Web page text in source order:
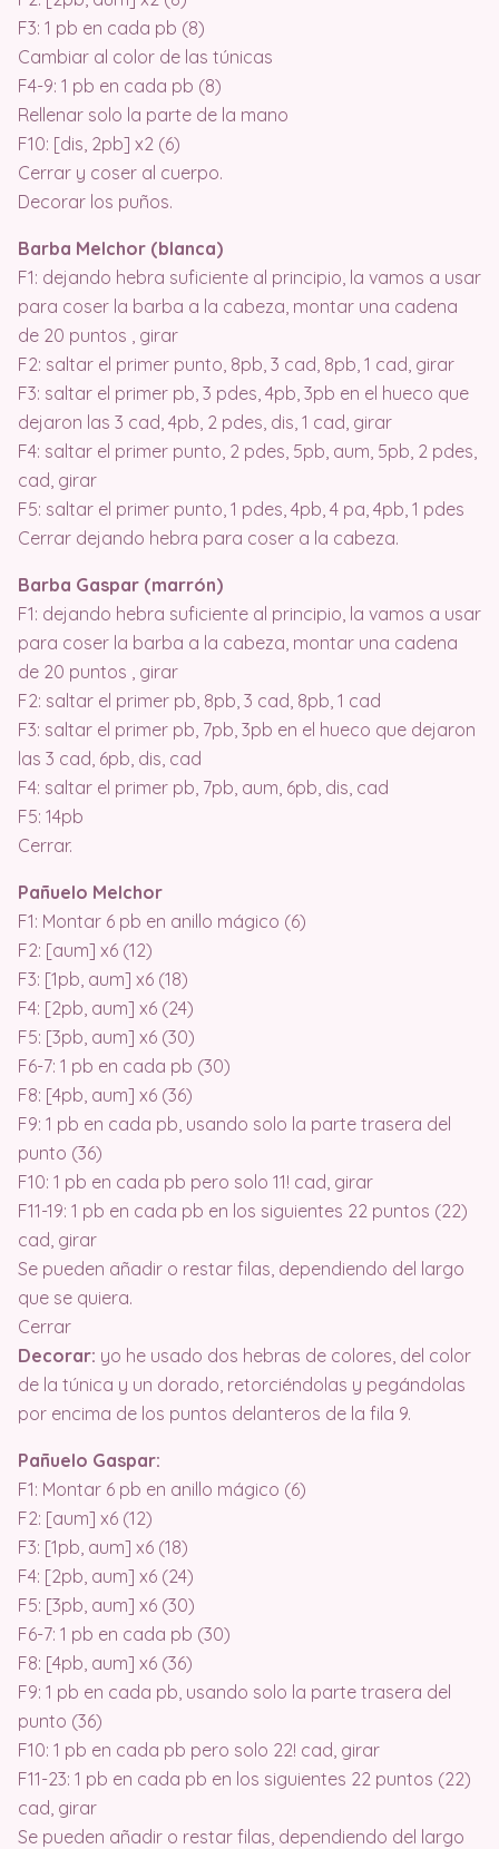
F3: 1 pb en cada pb (8)
Cambiar al color de las túnicas
F4-9: 1 pb en cada pb (8)
Rellenar solo la parte de la mano
F10: [dis, 2pb] x2 (6)
Cerrar y coser al cuerpo.
Decorar los puños.
Barba Melchor (blanca)
F1: dejando hebra suficiente al principio, la vamos a usar
para coser la barba a la cabeza, montar una cadena
de 20 puntos , girar
F2: saltar el primer punto, 8pb, 3 cad, 8pb, 1 cad, girar
F3: saltar el primer pb, 3 pdes, 4pb, 3pb en el hueco que
dejaron las 3 cad, 4pb, 2 pdes, dis, 1 cad, girar
F4: saltar el primer punto, 2 pdes, 5pb, aum, 5pb, 2 pdes,
cad, girar
F5: saltar el primer punto, 1 pdes, 4pb, 4 pa, 4pb, 1 pdes
Cerrar dejando hebra para coser a la cabeza.
Barba Gaspar (marrón)
F1: dejando hebra suficiente al principio, la vamos a usar
para coser la barba a la cabeza, montar una cadena
de 20 puntos , girar
F2: saltar el primer pb, 8pb, 3 cad, 8pb, 1 cad
F3: saltar el primer pb, 7pb, 3pb en el hueco que dejaron
las 3 cad, 6pb, dis, cad
F4: saltar el primer pb, 7pb, aum, 6pb, dis, cad
F5: 14pb
Cerrar.
Pañuelo Melchor
F1: Montar 6 pb en anillo mágico (6)
F2: [aum] x6 (12)
F3: [1pb, aum] x6 (18)
F4: [2pb, aum] x6 (24)
F5: [3pb, aum] x6 (30)
F6-7: 1 pb en cada pb (30)
F8: [4pb, aum] x6 (36)
F9: 1 pb en cada pb, usando solo la parte trasera del
punto (36)
F10: 1 pb en cada pb pero solo 11! cad, girar
F11-19: 1 pb en cada pb en los siguientes 22 puntos (22)
cad, girar
Se pueden añadir o restar filas, dependiendo del largo
que se quiera.
Cerrar
Decorar: yo he usado dos hebras de colores, del color
de la túnica y un dorado, retorciéndolas y pegándolas
por encima de los puntos delanteros de la fila 9.
Pañuelo Gaspar:
F1: Montar 6 pb en anillo mágico (6)
F2: [aum] x6 (12)
F3: [1pb, aum] x6 (18)
F4: [2pb, aum] x6 (24)
F5: [3pb, aum] x6 (30)
F6-7: 1 pb en cada pb (30)
F8: [4pb, aum] x6 (36)
F9: 1 pb en cada pb, usando solo la parte trasera del
punto (36)
F10: 1 pb en cada pb pero solo 22! cad, girar
F11-23: 1 pb en cada pb en los siguientes 22 puntos (22)
cad, girar
Se pueden añadir o restar filas, dependiendo del largo